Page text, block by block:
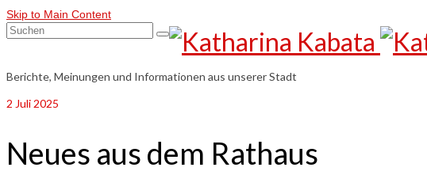
Skip to Main Content
Suchen
Berichte, Meinungen und Informationen aus unserer Stadt
2 Juli 2025
Neues aus dem Rathaus